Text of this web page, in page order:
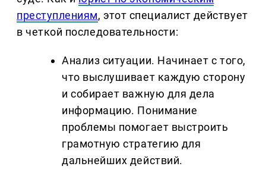
преступлениям, этот специалист действует
в четкой последовательности:
Анализ ситуации. Начинает с того,
что выслушивает каждую сторону
и собирает важную для дела
информацию. Понимание
проблемы помогает выстроить
грамотную стратегию для
дальнейших действий.